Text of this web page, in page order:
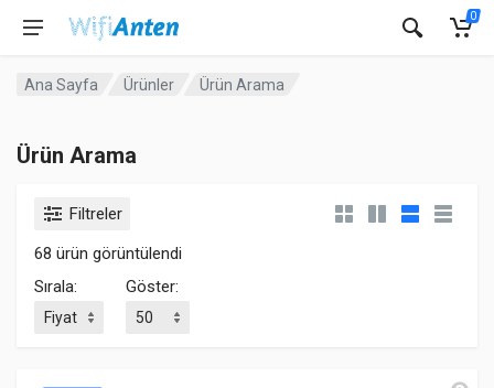
0
Ana Sayfa Ürünler Ürün Arama
Ürün Arama
Filtreler
68 ürün görüntülendi
Sırala:
Göster: